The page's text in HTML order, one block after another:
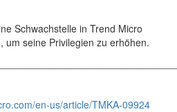
Schwachstelle in Trend Micro
um seine Privilegien zu erhöhen.
en-us/article/TMKA-09924